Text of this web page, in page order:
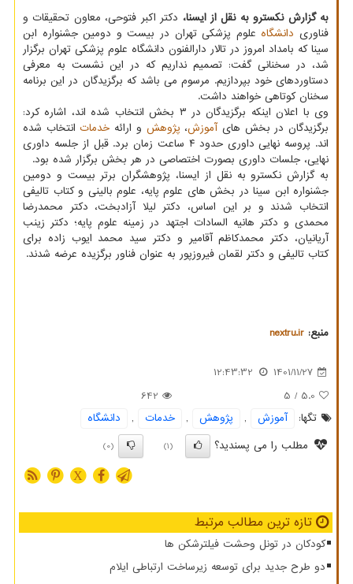
به گزارش نکسترو به نقل از ایسنا، دکتر اکبر فتوحی، معاون تحقیقات و
فناوری دانشگاه علوم پزشکی تهران در بیست و دومین جشنواره ابن
سینا که بامداد امروز در تالار دارالفنون دانشگاه علوم پزشکی تهران برگزار
شد، در سخنانی گفت: تصمیم نداریم که در این نشست به معرفی
دستاوردهای خود بپردازیم. مرسوم می باشد که برگزیدگان در این برنامه
سخنان کوتاهی خواهند داشت.
وی با اعلان اینکه برگزیدگان در ۳ بخش انتخاب شده اند، اشاره کرد:
برگزیدگان در بخش هایآموزش، پژوهش و ارائه خدمات انتخاب شده
اند. پروسه نهایی داوری حدود ۴ ساعت زمان برد. قبل از جلسه داوری
نهایی، جلسات داوری بصورت اختصاصی در هر بخش برگزار شده بود.
به گزارش نکسترو به نقل از ایسنا، پژوهشگران برتر بیست و دومین
جشنواره ابن سینا در بخش های علوم پایه، علوم بالینی و کتاب تالیفی
انتخاب شدند و بر این اساس، دکتر لیلا آزادبخت، دکتر محمدرضا
محمدی و دکتر هانیه السادات اجتهد در زمینه علوم پایه؛ دکتر زینب
آریانیان، دکتر محمدکاظم آقامیر و دکتر سید محمد ایوب زاده برای
کتاب تالیفی و دکتر لقمان فیروزپور به عنوان فناور برگزیده عرضه شدند.
منبع: nextru.ir
1401/11/27
12:43:32
5.0
/ 5
642
تگها:
آموزش , پژوهش , خدمات ,
دانشگاه
مطلب را می پسندید؟
(1)
(0)
X
تازه ترین مطالب مرتبط
کودکان در تونل وحشت فیلترشکن ها
دو طرح جدید برای توسعه زیرساخت ارتباطی ایلام